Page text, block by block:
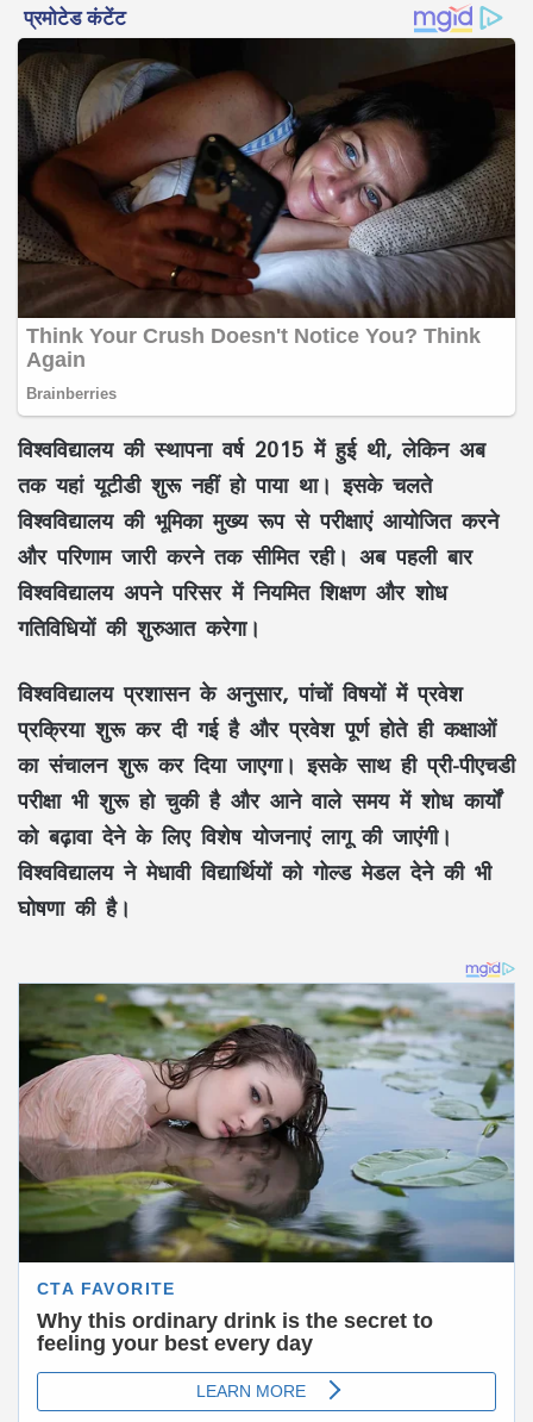
विश्वविद्यालय की स्थापना वर्ष 2015 में हुई थी, लेकिन अब
तक यहां यूटीडी शुरू नहीं हो पाया था। इसके चलते
विश्वविद्यालय की भूमिका मुख्य रूप से परीक्षाएं आयोजित करने
और परिणाम जारी करने तक सीमित रही। अब पहली बार
विश्वविद्यालय अपने परिसर में नियमित शिक्षण और शोध
गतिविधियों की शुरुआत करेगा।
विश्वविद्यालय प्रशासन के अनुसार, पांचों विषयों में प्रवेश
प्रक्रिया शुरू कर दी गई है और प्रवेश पूर्ण होते ही कक्षाओं
का संचालन शुरू कर दिया जाएगा। इसके साथ ही प्री-पीएचडी
परीक्षा भी शुरू हो चुकी है और आने वाले समय में शोध कार्यों
को बढ़ावा देने के लिए विशेष योजनाएं लागू की जाएंगी।
विश्वविद्यालय ने मेधावी विद्यार्थियों को गोल्ड मेडल देने की भी
घोषणा की है।